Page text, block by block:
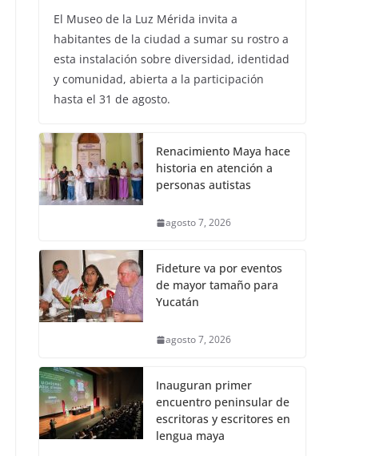
El Museo de la Luz Mérida invita a
habitantes de la ciudad a sumar su rostro a
esta instalación sobre diversidad, identidad
y comunidad, abierta a la participación
hasta el 31 de agosto.
Renacimiento Maya hace
historia en atención a
personas autistas
agosto 7, 2026
Fideture va por eventos
de mayor tamaño para
Yucatán
agosto 7, 2026
Inauguran primer
encuentro peninsular de
escritoras y escritores en
lengua maya